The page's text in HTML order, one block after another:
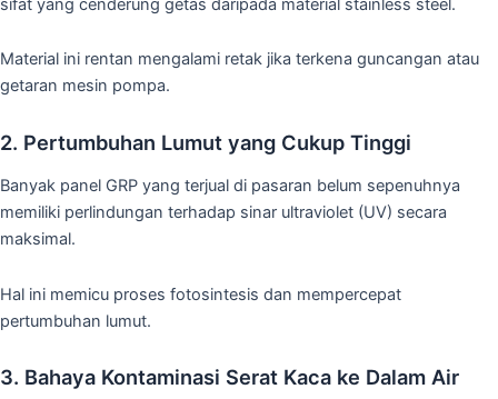
sifat yang cenderung getas daripada material stainless steel.
Material ini rentan mengalami retak jika terkena guncangan atau
getaran mesin pompa.
2. Pertumbuhan Lumut yang Cukup Tinggi
Banyak panel GRP yang terjual di pasaran belum sepenuhnya
memiliki perlindungan terhadap sinar ultraviolet (UV) secara
maksimal.
Hal ini memicu proses fotosintesis dan mempercepat
pertumbuhan lumut.
3. Bahaya Kontaminasi Serat Kaca ke Dalam Air